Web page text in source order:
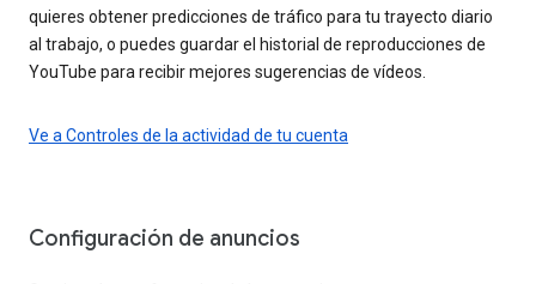
quieres obtener predicciones de tráfico para tu trayecto diario
al trabajo, o puedes guardar el historial de reproducciones de
YouTube para recibir mejores sugerencias de vídeos.
Ve a Controles de la actividad de tu cuenta
Configuración de anuncios